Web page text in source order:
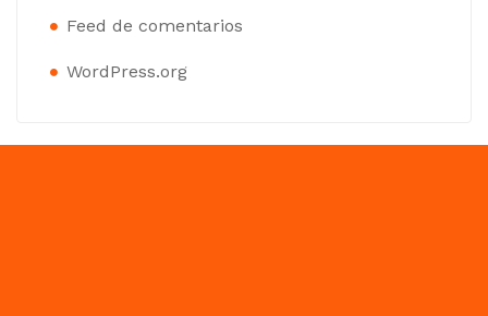
Feed de comentarios
WordPress.org